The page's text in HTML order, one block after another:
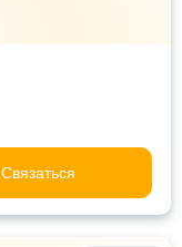
Связаться